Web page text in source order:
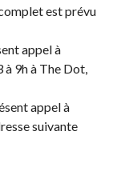
est prévu
appel à
9h à The Dot,
appel à
suivante